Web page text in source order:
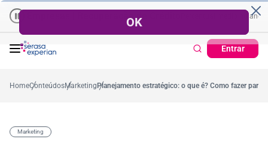
Empresas | Recuperação de Crédito Percentual médio no ano
Entrar
57,2% Cartão de Crédito | Cadastro
HomeConteúdosMarketing Planejamento estratégico: o que é? Como fazer para
Marketing